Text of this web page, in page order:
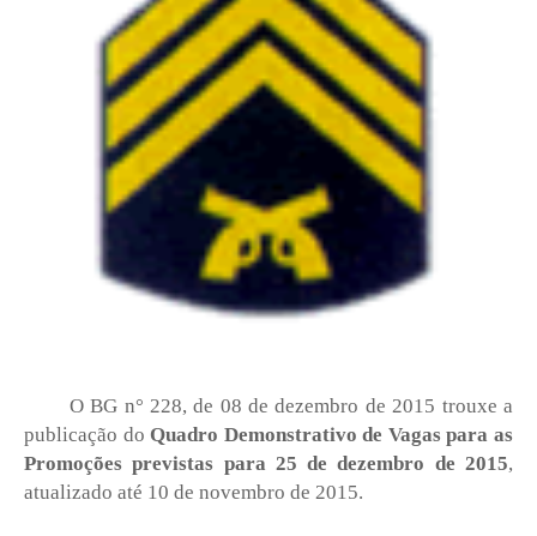
O BG n° 228, de 08 de dezembro de 2015 trouxe a
publicação doQuadro Demonstrativo de Vagas para as
Promoções previstas para 25 de dezembro de 2015,
atualizado até 10 de novembro de 2015.